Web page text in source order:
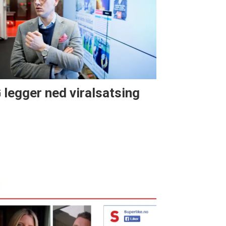
legger ned viralsatsing